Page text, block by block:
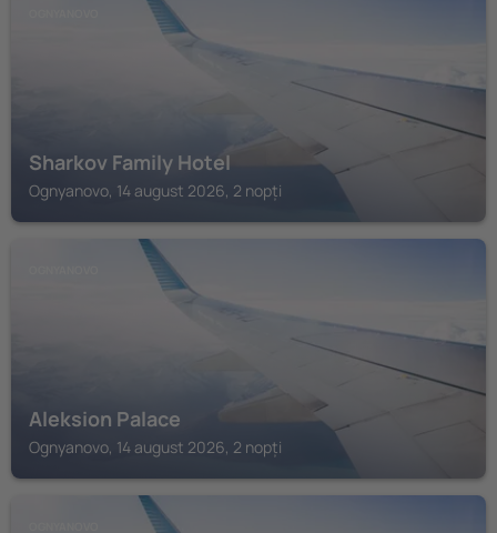
Sharkov Family Hotel
Ognyanovo, 14 august 2026, 2 nopți
Aleksion Palace
Ognyanovo, 14 august 2026, 2 nopți